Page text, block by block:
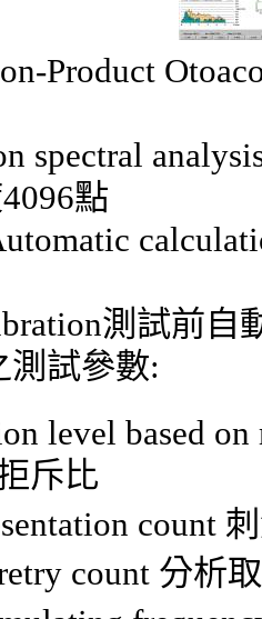
Product
spectral
4096點
測試前自
測試參數:
level based on
斥比
count
count 分析